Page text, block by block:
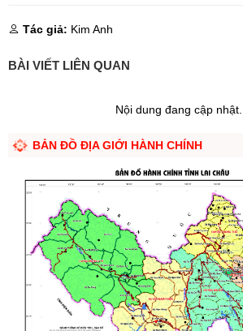
Tác giả: Kim Anh
BÀI VIẾT LIÊN QUAN
Nội dung đang cập nhật...
BẢN ĐỒ ĐỊA GIỚI HÀNH CHÍNH